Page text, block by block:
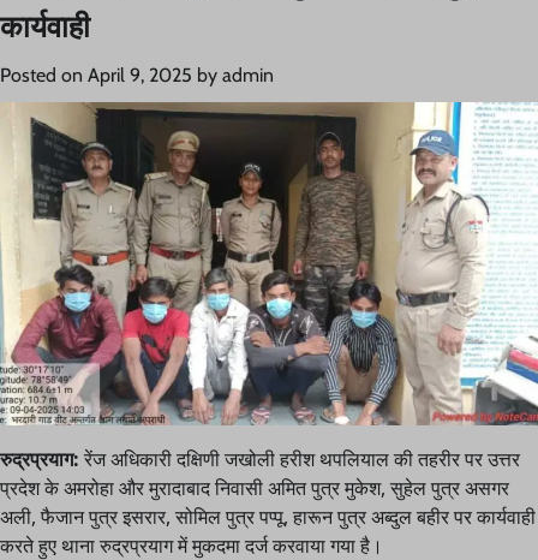
कार्यवाही
Posted on April 9, 2025 by admin
रुद्रप्रयाग: रेंज अधिकारी दक्षिणी जखोली हरीश थपलियाल की तहरीर पर उत्तर
प्रदेश के अमरोहा और मुरादाबाद निवासी अमित पुत्र मुकेश, सुहेल पुत्र असगर
अली, फैजान पुत्र इसरार, सोमिल पुत्र पप्पू, हारून पुत्र अब्दुल बहीर पर कार्यवाही
करते हुए थाना रुद्रप्रयाग में मुकदमा दर्ज करवाया गया है।